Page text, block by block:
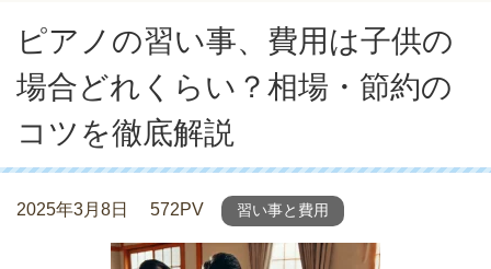
ピアノの習い事、費用は子供の
場合どれくらい？相場・節約の
コツを徹底解説
2025年3月8日 572PV 習い事と費用